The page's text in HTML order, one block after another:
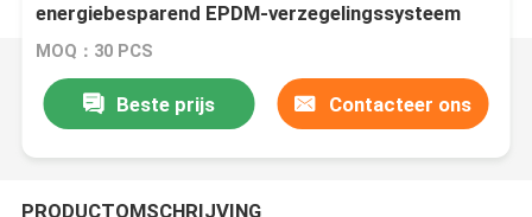
energiebesparend EPDM-verzegelingssysteem
met enkel/dubbel glas
MOQ：30 PCS
Beste prijs Contacteer ons
PRODUCTOMSCHRIJVING